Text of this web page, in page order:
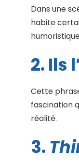
Dans une
habite
2. Ils
Cette
fascination
réalité.
3.